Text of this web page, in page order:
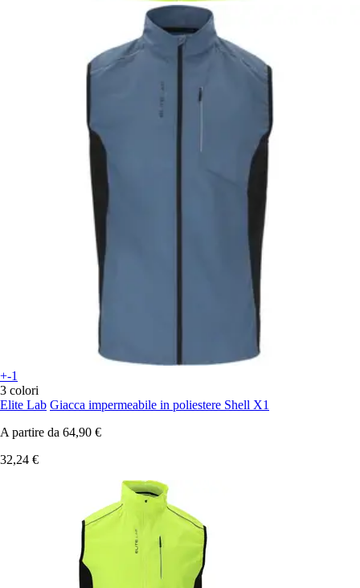
+-1
3 colori
Elite Lab Giacca impermeabile in poliestere Shell X1
A partire da 64,90 €
32,24 €